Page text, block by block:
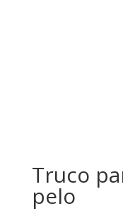
Truco
pelo